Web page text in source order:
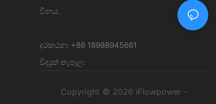
චීනය.
දුරකථන: +86 18988945661
විද්‍යුත් තැපෑල:
Copyright © 2026 iFlowpower -